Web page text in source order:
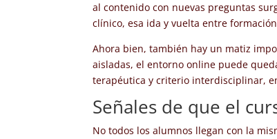
al contenido con nuevas preguntas
clínico, esa ida y vuelta entre
Ahora bien, también hay un matiz
aisladas, el entorno online puede
terapéutica y criterio interdisciplinar,
Señales de que el
No todos los alumnos llegan con la